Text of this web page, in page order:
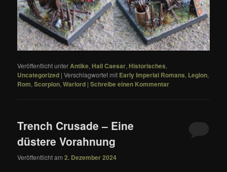
Veröffentlicht unterAntike, Hail Caesar, Historisches,
Uncategorized |Verschlagwortet mit Early Imperial Romans, Legion,
Rom,Scorpion,Warlord |Schreibe einen Kommentar
Trench Crusade – Eine
düstere Vorahnung
Veröffentlicht am2. Dezember 2024